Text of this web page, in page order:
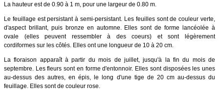
La hauteur est de 0.90 à 1 m, pour une largeur de 0.80 m.
Le feuillage est persistant à semi-persistant. Les feuilles sont de couleur verte,
d'aspect brillant, puis bronze en automne. Elles sont de forme lancéolée à
ovale (elles peuvent ressembler à des coeurs) et sont légèrement
cordiformes sur les côtés. Elles ont une longueur de 10 à 20 cm.
La floraison apparaît à partir du mois de juillet, jusqu'à la fin du mois de
septembre. Les fleurs sont en forme d'entonnoir. Elles sont disposées les unes
au-dessus des autres, en épis, le long d'une tige de 20 cm au-dessus du
feuillage. Elles sont de couleur rose.